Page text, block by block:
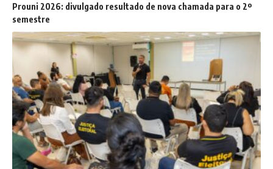
Prouni 2026: divulgado resultado de nova chamada para o 2º
semestre